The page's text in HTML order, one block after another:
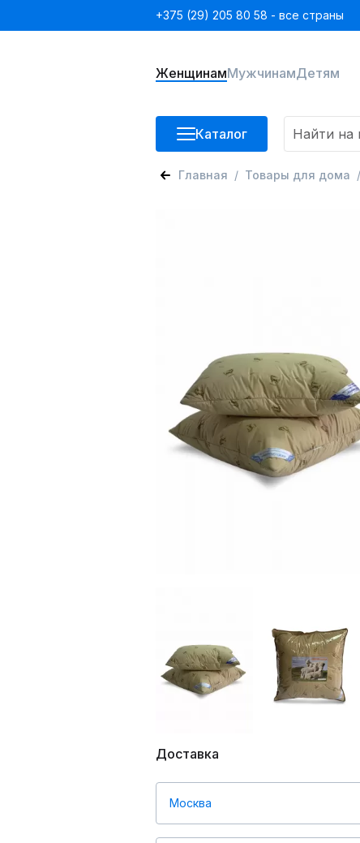
+375 (29) 205 80 58 - все страны
ЖенщинамМужчинамДетям
Каталог
Главная Товары для дома
Доставка
Москва